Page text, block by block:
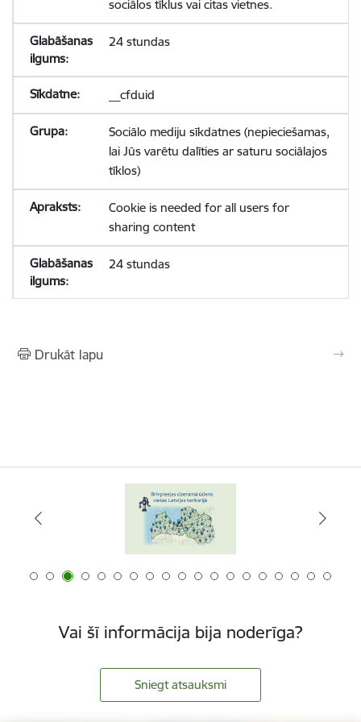
sociālos tīklus vai citas vietnes.
24 stundas
__cfduid
Sociālo mediju sīkdatnes (nepieciešamas,
lai Jūs varētu dalīties ar saturu sociālajos
tīklos)
Cookie is needed for all users for
sharing content
24 stundas
Drukāt lapu
Vai šī informācija bija noderīga?
Sniegt atsauksmi